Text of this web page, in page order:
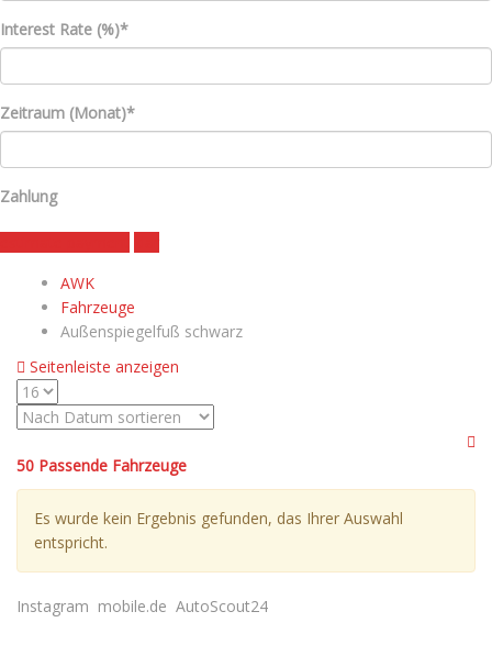
Interest Rate (%)*
Zeitraum (Monat)*
Zahlung
AWK
Fahrzeuge
Außenspiegelfuß schwarz
Seitenleiste anzeigen
50 Passende Fahrzeuge
Es wurde kein Ergebnis gefunden, das Ihrer Auswahl
entspricht.
Instagram mobile.de AutoScout24